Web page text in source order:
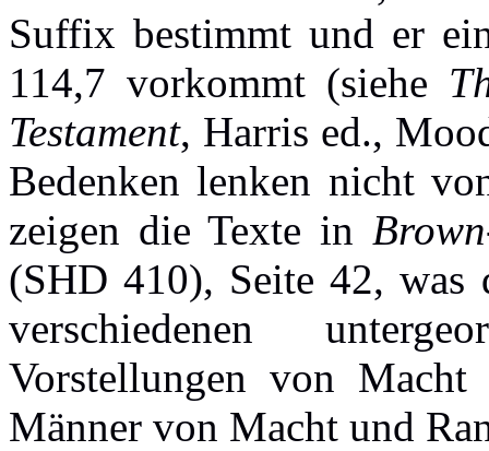
Suffix bestimmt und er
114,7 vorkommt (siehe
Testament, Harris ed.,
Bedenken lenken nicht
zeigen die Texte in
(SHD 410), Seite 42, was
verschiedenen
Vorstellungen von
Männer von Macht und